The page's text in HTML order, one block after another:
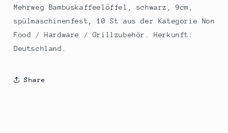
Mehrweg Bambuskaffeelöffel, schwarz, 9cm,
spülmaschinenfest, 10 St aus der Kategorie Non
Food / Hardware / Grillzubehör. Herkunft:
Deutschland.
Share